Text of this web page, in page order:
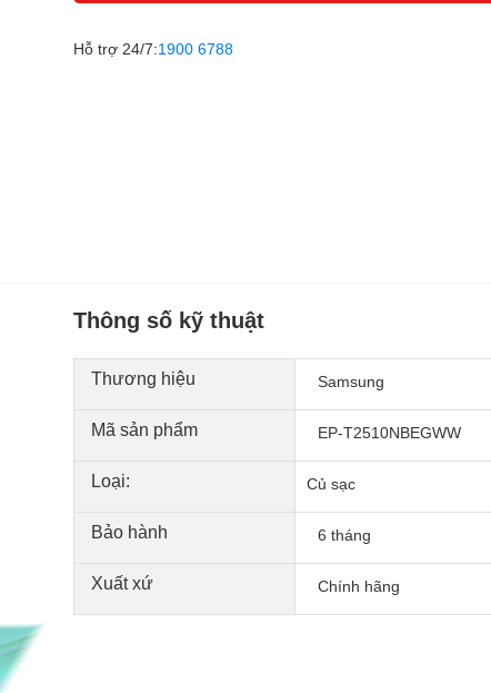
Hỗ trợ 24/7:1900 6788
Thông số kỹ thuật
Thương hiệu Samsung
Mã sản phẩm EP-T2510NBEGWW
Loại: Củ sạc
Bảo hành 6 tháng
Xuất xứ Chính hãng